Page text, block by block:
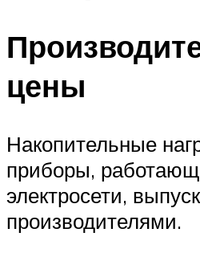
цены
Накопительные
приборы,
электросети,
производителями.